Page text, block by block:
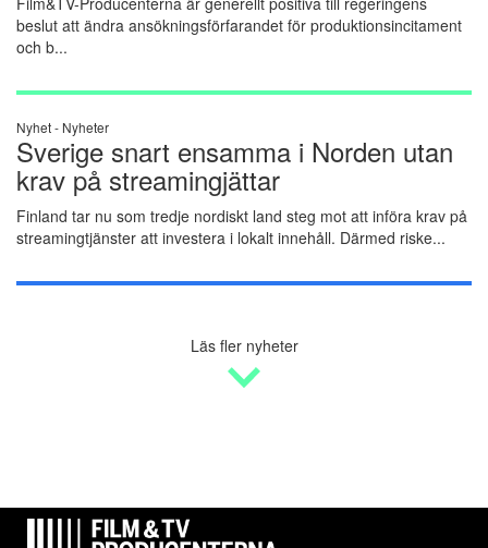
beslut att ändra ansökningsförfarandet för produktionsincitament
och b...
Nyhet - Nyheter
Sverige snart ensamma i Norden utan
krav på streamingjättar
Finland tar nu som tredje nordiskt land steg mot att införa krav på
streamingtjänster att investera i lokalt innehåll. Därmed riske...
Läs fler nyheter